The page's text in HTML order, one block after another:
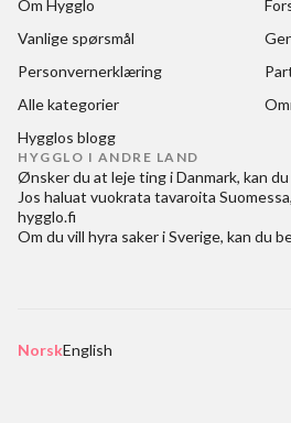
Om Hygglo
Vanlige spørsmål
Personvernerklæring
Alle kategorier
Hygglos blogg
HYGGLO I ANDRE LAND
Ønsker du at leje ting i Danmark, kan
Jos haluat vuokrata tavaroita Suomessa
hygglo.fi
Om du vill hyra saker i Sverige, kan du
NorskEnglish